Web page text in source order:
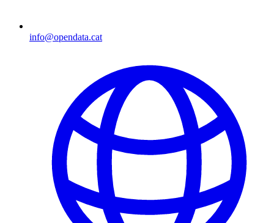
info@opendata.cat